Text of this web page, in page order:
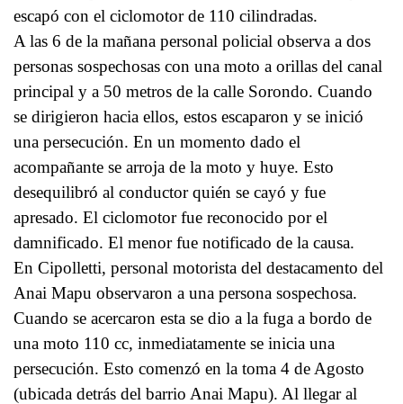
escapó con el ciclomotor de 110 cilindradas.
A las 6 de la mañana personal policial observa a dos
personas sospechosas con una moto a orillas del canal
principal y a 50 metros de la calle Sorondo. Cuando
se dirigieron hacia ellos, estos escaparon y se inició
una persecución. En un momento dado el
acompañante se arroja de la moto y huye. Esto
desequilibró al conductor quién se cayó y fue
apresado. El ciclomotor fue reconocido por el
damnificado. El menor fue notificado de la causa.
En Cipolletti, personal motorista del destacamento del
Anai Mapu observaron a una persona sospechosa.
Cuando se acercaron esta se dio a la fuga a bordo de
una moto 110 cc, inmediatamente se inicia una
persecución. Esto comenzó en la toma 4 de Agosto
(ubicada detrás del barrio Anai Mapu). Al llegar al